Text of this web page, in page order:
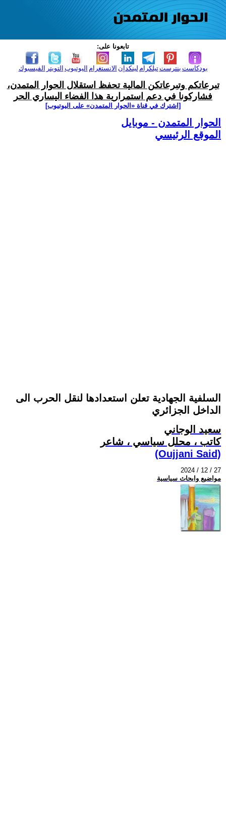
تابعونا على:
الفيسبوك التويتر اليوتيوب الانستغرام لينكدإن تيلكرامبنترست بودكاست
تبرعاتكم وتبرعاتكن المالية تحفظ استقلال الحوار المتمدن،
فشاركونا في دعم استمرارية هذا الفضاء اليساري الحر
[اشترك في قناة ‫«الحوار المتمدن» على اليوتيوب]
الحوار المتمدن - موبايل
الموقع الرئيسي
السلفية الجهادية تعلن استعدادها لنقل الحرب الى
الداخل الجزائري
سعيد الوجاني
كاتب ، محلل سياسي ، شاعر
(Oujjani Said)
2024 / 12 / 27
مواضيع وابحاث سياسية